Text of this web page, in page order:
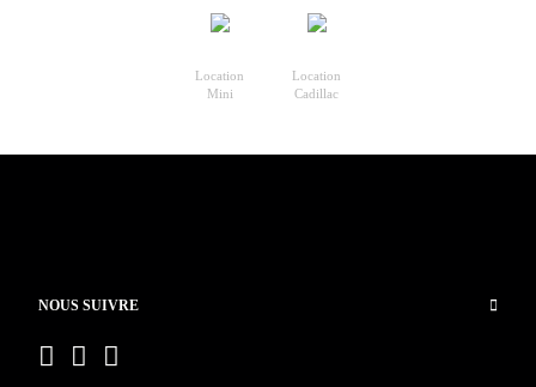
Location
Mini
Location
Cadillac
NOUS SUIVRE